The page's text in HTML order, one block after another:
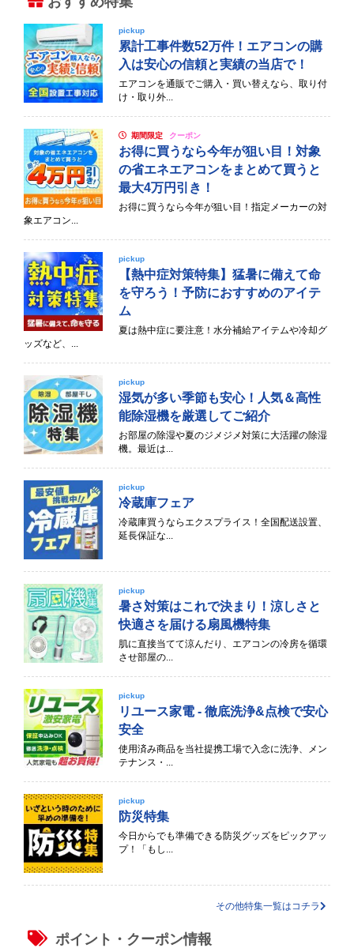
pickup
累計工事件数52万件！エアコンの購
入は安心の信頼と実績の当店で！
エアコンを通販でご購入・買い替えなら、取り付
け・取り外...
期間限定 クーポン
お得に買うなら今年が狙い目！対象
の省エネエアコンをまとめて買うと
最大4万円引き！
お得に買うなら今年が狙い目！指定メーカーの対
象エアコン...
pickup
【熱中症対策特集】猛暑に備えて命
を守ろう！予防におすすめのアイテ
ム
夏は熱中症に要注意！水分補給アイテムや冷却グ
ッズなど、...
pickup
湿気が多い季節も安心！人気＆高性
能除湿機を厳選してご紹介
お部屋の除湿や夏のジメジメ対策に大活躍の除湿
機。最近は...
pickup
冷蔵庫フェア
冷蔵庫買うならエクスプライス！全国配送設置、
延長保証な...
pickup
暑さ対策はこれで決まり！涼しさと
快適さを届ける扇風機特集
肌に直接当てて涼んだり、エアコンの冷房を循環
させ部屋の...
pickup
リユース家電 - 徹底洗浄&点検で安心
安全
使用済み商品を当社提携工場で入念に洗浄、メン
テナンス・...
pickup
防災特集
今日からでも準備できる防災グッズをピックアッ
プ！「もし...
その他特集一覧はコチラ
ポイント・クーポン情報